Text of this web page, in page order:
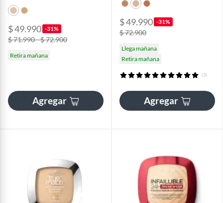
$ 49.990 -31%
$ 71.990 - $ 72.900
Retira mañana
Agregar
$ 49.990 -31%
$ 72.900
Llega mañana
Retira mañana
(3)
Agregar